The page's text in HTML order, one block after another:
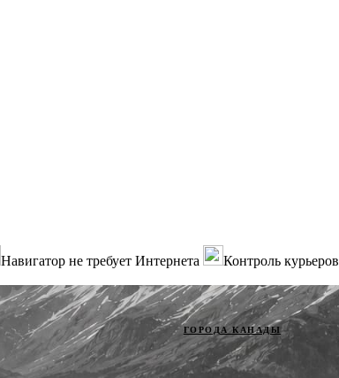
Навигатор не требует Интернета Контроль курьеров
ГОРОДА КАНАДЫ